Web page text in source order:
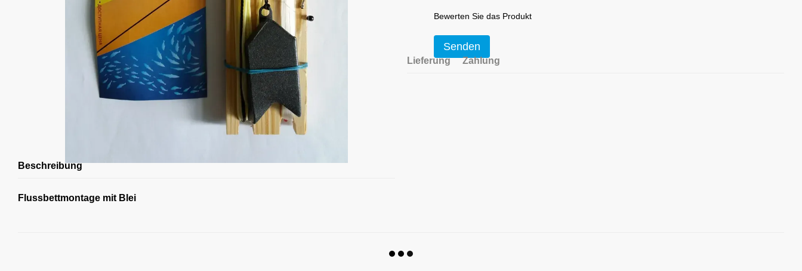
Beschreibung
Flussbettmontage mit Blei
Bewerten Sie das Produkt
Senden
Lieferung Zahlung